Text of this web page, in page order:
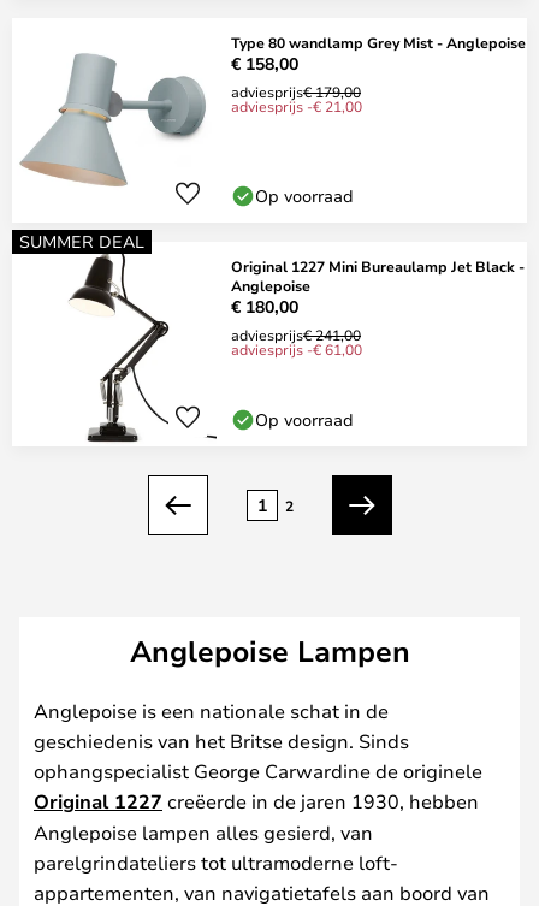
Type 80 wandlamp Grey Mist - Anglepoise
€ 158,00
adviesprijs€ 179,00
adviesprijs -€ 21,00
Op voorraad
SUMMER DEAL
Original 1227 Mini Bureaulamp Jet Black -
Anglepoise
€ 180,00
adviesprijs€ 241,00
adviesprijs -€ 61,00
Op voorraad
Vorige
1 2
Volgende
Anglepoise Lampen
Anglepoise is een nationale schat in de
geschiedenis van het Britse design. Sinds
ophangspecialist George Carwardine de originele
Original 1227 creëerde in de jaren 1930, hebben
Anglepoise lampen alles gesierd, van
parelgrindateliers tot ultramoderne loft-
appartementen, van navigatietafels aan boord van